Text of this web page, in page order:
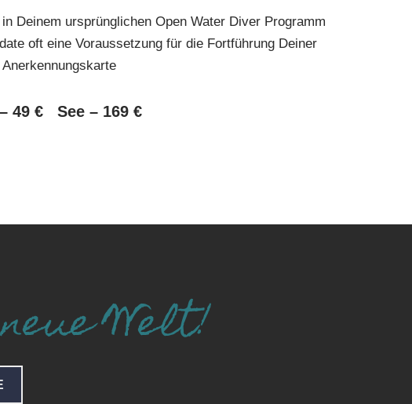
Deinem ursprünglichen Open Water Diver Programm
oft eine Voraussetzung für die Fortführung Deiner
€ See – 169 €
Welt!